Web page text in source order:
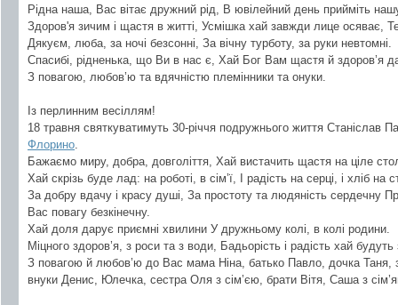
Рідна наша, Вас вітає дружний рід, В ювілейний день прийміть нашу
Здоров'я зичим і щастя в житті, Усмішка хай завжди лице осяває,
Дякуєм, люба, за ночі безсонні, За вічну турботу, за руки невтомні.
Спасибі, рідненька, що Ви в нас є, Хай Бог Вам щастя й здоров’я
З повагою, любов’ю та вдячністю племінники та онуки.
Із перлинним весіллям!
18 травня святкуватимуть 30-річчя подружнього життя Станіслав
Флорино
Бажаємо миру, добра, довголіття, Хай вистачить щастя на ціле
Хай скрізь буде лад: на роботі, в сім’ї, І радість на серці, і хліб на
За добру вдачу і красу душі, За простоту та людяність сердечну
Вас повагу безкінечну.
Хай доля дарує приємні хвилини У дружньому колі, в колі родини.
Міцного здоров’я, з роси та з води, Бадьорість і радість хай
З повагою й любов’ю до Вас мама Ніна, батько Павло, дочка Таня,
внуки Денис, Юлечка, сестра Оля з сім’єю, брати Вітя, Саша з